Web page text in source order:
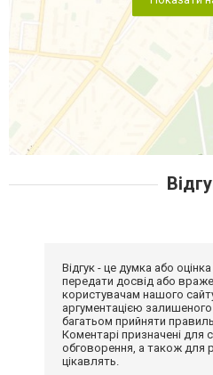
Відгук - це думка або
передати досвід або
користувачам нашого
аргументацією
багатьом прийняти
Коментарі призначені для
обговорення, а також для
цікавлять.